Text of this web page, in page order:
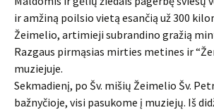
ir amžiną poilsio vietą esančią už 300
Žeimelio, artimieji subrandino gražią
Razgaus pirmąsias mirties metines ir
muziejuje.
Sekmadienį, po Šv. mišių Žeimelio Šv.
bažnyčioje, visi pasukome į muziejų. Iš